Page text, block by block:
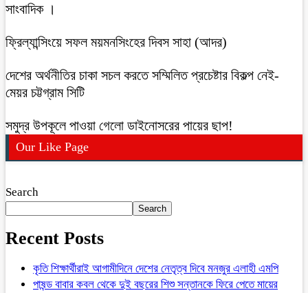
সাংবাদিক ।
ফ্রিল্যান্সিংয়ে সফল ময়মনসিংহের দিবস সাহা (আদর)
দেশের অর্থনীতির চাকা সচল করতে সম্মিলিত প্রচেষ্টার বিকল্প নেই-
মেয়র চট্টগ্রাম সিটি
সমুদ্র উপকূলে পাওয়া গেলো ডাইনোসরের পায়ের ছাপ!
Our Like Page
Search
Search
Recent Posts
কৃতি শিক্ষার্থীরাই আগামীদিনে দেশের নেতৃত্ব দিবে মনজুর এলাহী এমপি
পাষন্ড বাবার কবল থেকে দুই বছরের শিশু সন্তানকে ফিরে পেতে মায়ের